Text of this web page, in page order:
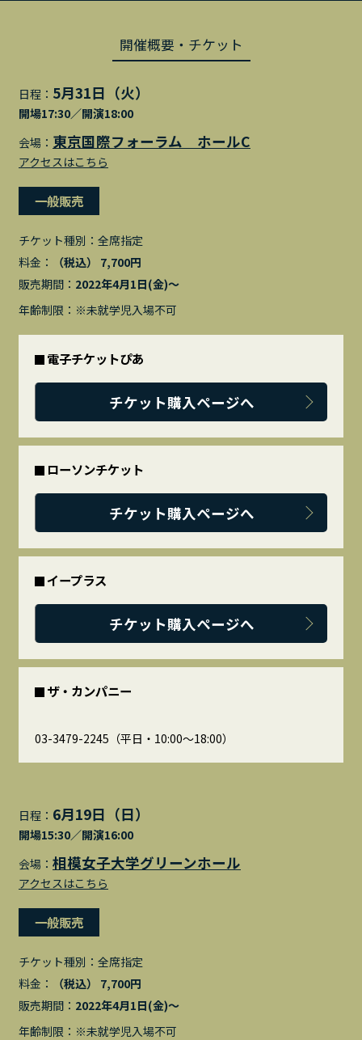
開催概要・チケット
日程： 5月31日（火）
開場17:30／開演18:00
会場： 東京国際フォーラム ホールC
アクセスはこちら
一般販売
チケット種別： 全席指定
料金：
（税込） 7,700円
販売期間： 2022年4月1日(金)〜
年齢制限：※未就学児入場不可
電子チケットぴあ
チケット購入ページへ
ローソンチケット
チケット購入ページへ
イープラス
チケット購入ページへ
ザ・カンパニー
03-3479-2245（平日・10:00～18:00）
日程： 6月19日（日）
開場15:30／開演16:00
会場： 相模女子大学グリーンホール
アクセスはこちら
一般販売
チケット種別： 全席指定
料金：
（税込） 7,700円
販売期間： 2022年4月1日(金)〜
年齢制限：※未就学児入場不可